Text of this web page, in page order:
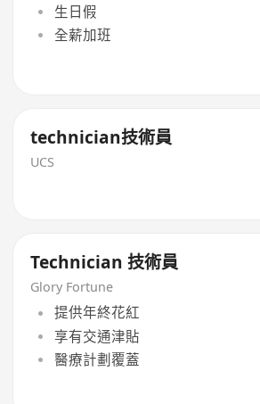
生日假
全薪加班
technician技術員
UCS
Technician 技術員
Glory Fortune
提供年終花紅
享有交通津貼
醫療計劃覆蓋